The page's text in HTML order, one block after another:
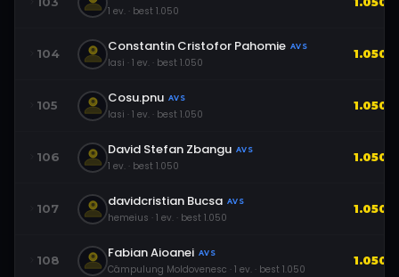
1 ev. · best 1.050
104 Constantin Cristofor Pahomie AVS
Iasi · 1 ev. · best 1.050
1.050
105 Cosu.pnu AVS
Iasi · 1 ev. · best 1.050
1.050
106 David Stefan Zbangu AVS
1 ev. · best 1.050
1.050
107 davidcristian Bucsa AVS
hemeius · 1 ev. · best 1.050
1.050
108 Fabian Aioanei AVS
Câmpulung Moldovenesc · 1 ev. · best 1.050
1.050